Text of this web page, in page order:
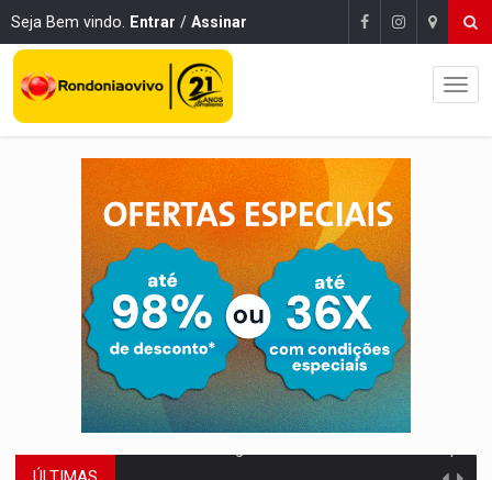
Seja Bem vindo. Entrar / Assinar